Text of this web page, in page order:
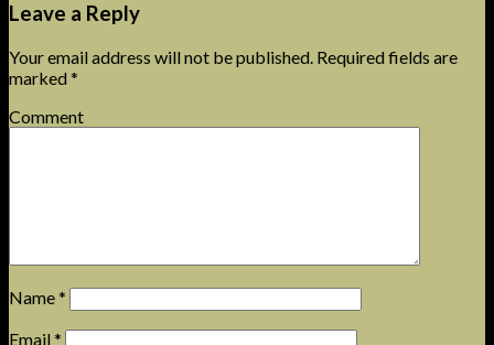
Leave a Reply
Your email address will not be published. Required fields are
marked*
Comment
Name*
Email*